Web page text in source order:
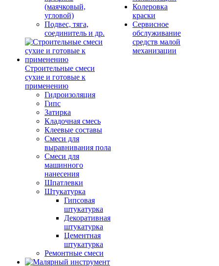
(маячковый,
угловой)
Подвес, тяга,
соединитель и др.
Строительные смеси
сухие и готовые к
применению
Гидроизоляция
Гипс
Затирка
Кладочная смесь
Клеевые составы
Смеси для
выравнивания пола
Смеси для
машинного
нанесения
Шпатлевки
Штукатурка
Гипсовая
штукатурка
Декоративная
штукатурка
Цементная
штукатурка
Ремонтные смеси
Колеровка
краски
Сервисное
обслуживание
средств малой
механизации